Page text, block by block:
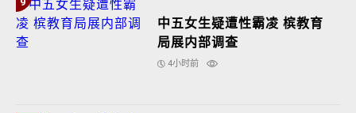
中五女生疑遭性霸凌 槟教育
局展内部调查
4小时前